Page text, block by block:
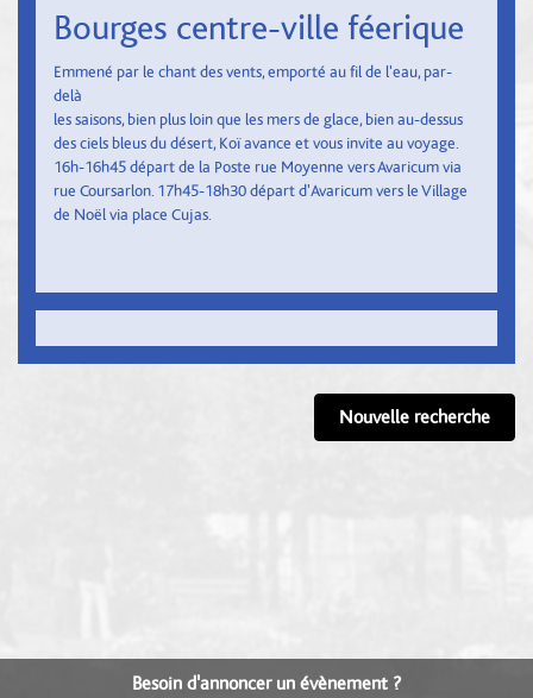
Bourges centre-ville féerique
Emmené par le chant des vents, emporté au fil de l'eau, par-
delà
les saisons, bien plus loin que les mers de glace, bien au-dessus
des ciels bleus du désert, Koï avance et vous invite au voyage.
16h-16h45 départ de la Poste rue Moyenne vers Avaricum via
rue Coursarlon. 17h45-18h30 départ d'Avaricum vers le Village
de Noël via place Cujas.
Nouvelle recherche
Besoin d'annoncer un évènement ?